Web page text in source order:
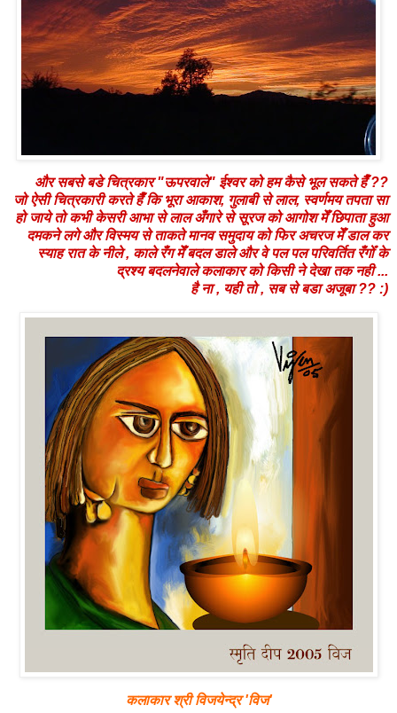
और सबसे बडे चित्रकार "ऊपरवाले" ईश्वर को हम कैसे भूल सकते हैँ ??
जो ऐसी चित्रकारी करते हैँ कि भूरा आकाश, गुलाबी से लाल, स्वर्णमय तपता सा
हो जाये तो कभी केसरी आभा से लाल अँगारे से सूरज को आगोश मेँ छिपाता हुआ
दमकने लगे और विस्मय से ताकते मानव समुदाय को फिर अचरज मेँ डाल कर
स्याह रात के नीले , काले रँग मेँ बदल डाले और वे पल पल परिवर्तित रँगोँ के
द्रश्य बदलनेवाले कलाकार को किसी ने देखा तक नही ...
है ना , यही तो , सब से बडा अजूबा ?? :)
कलाकार श्री विजयेन्द्र 'विज'